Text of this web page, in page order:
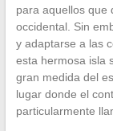
para aquellos que
occidental. Sin
y adaptarse a las
esta hermosa isla
gran medida del
lugar donde el
particularmente